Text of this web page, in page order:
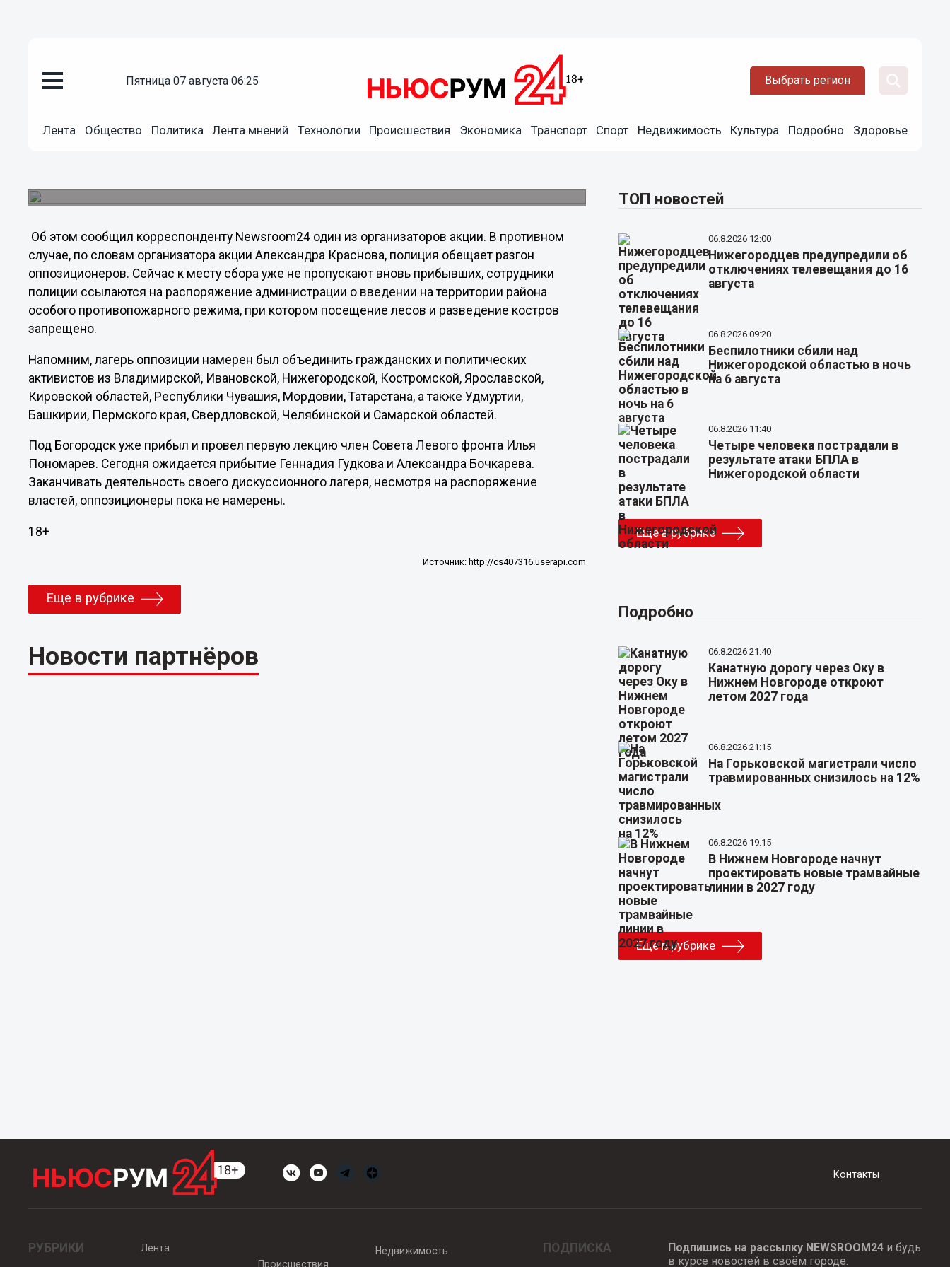
пятница 07 августа 06:25 Выбрать регион
Лента Общество Политика Лента мнений Технологии Происшествия Экономика Транспорт Спорт Недвижимость Культура Подробно Здоровье
08.08.2012 23:35
В Нижегородской области власти запретили лагерь
Участники палаточного лагеря начали собираться под Богородском еще вчера. Сейчас там
Об этом сообщил корреспонденту Newsroom24 один из организаторов акции. В противном
случае, по словам организатора акции Александра Краснова, полиция обещает разгон
оппозиционеров. Сейчас к месту сбора уже не пропускают вновь прибывших, сотрудники
полиции ссылаются на распоряжение администрации о введении на территории района
особого противопожарного режима, при котором посещение лесов и разведение костров
запрещено.
Напомним, лагерь оппозиции намерен был объединить гражданских и политических
активистов из Владимирской, Ивановской, Нижегородской, Костромской, Ярославской,
Кировской областей, Республики Чувашия, Мордовии, Татарстана, а также Удмуртии,
Башкирии, Пермского края, Свердловской, Челябинской и Самарской областей.
Под Богородск уже прибыл и провел первую лекцию член Совета Левого фронта Илья
Пономарев. Сегодня ожидается прибытие Геннадия Гудкова и Александра Бочкарева.
Заканчивать деятельность своего дискуссионного лагеря, несмотря на распоряжение
властей, оппозиционеры пока не намерены.
18+
Источник: http://cs407316.userapi.com
Еще в рубрике
Новости партнёров
ТОП новостей
06.8.2026 12:00
Нижегородцев предупредили об
отключениях телевещания до 16
августа
06.8.2026 09:20
Беспилотники сбили над
Нижегородской областью в ночь
на 6 августа
06.8.2026 11:40
Четыре человека пострадали в
результате атаки БПЛА в
Нижегородской области
Еще в рубрике
Подробно
06.8.2026 21:40
Канатную дорогу через Оку в
Нижнем Новгороде откроют
летом 2027 года
06.8.2026 21:15
На Горьковской магистрали число
травмированных снизилось на 12%
06.8.2026 19:15
В Нижнем Новгороде начнут
проектировать новые трамвайные
линии в 2027 году
Еще в рубрике
Контакты
РУБРИКИ
Лента
Происшествия
Недвижимость ПОДПИСКА Подпишись на рассылку NEWSROOM24и будь
в курсе новостей в своём городе: